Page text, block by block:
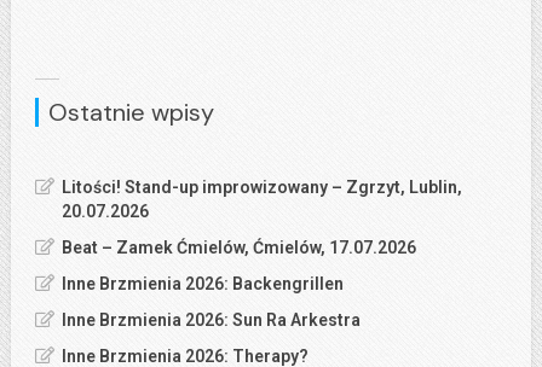
Ostatnie wpisy
Litości! Stand-up improwizowany – Zgrzyt, Lublin,
20.07.2026
Beat – Zamek Ćmielów, Ćmielów, 17.07.2026
Inne Brzmienia 2026: Backengrillen
Inne Brzmienia 2026: Sun Ra Arkestra
Inne Brzmienia 2026: Therapy?